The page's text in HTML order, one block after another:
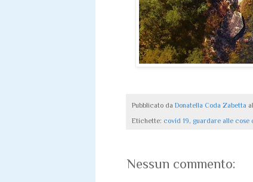
Pubblicato da Donatella Coda Zabetta
Etichette: covid 19, guardare alle cose
Nessun commento: